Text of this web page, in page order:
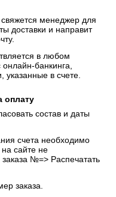
менеджер для
доставки и направит
в любом
банкинга,
указанные в счете.
оплату
состав и даты
счета необходимо
сайте не
№=> Распечатать
заказа.